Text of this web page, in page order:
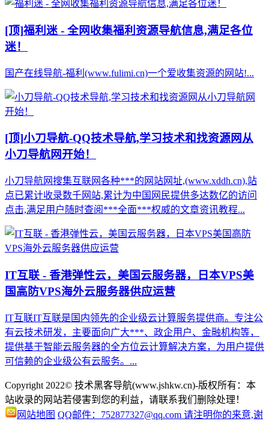
[顶]福利迷 - 全网收集福利资源导航信息,满足各位
迷！
国产在线导航-福利(www.fulimi.cn)一个爱收集资源的网站!...
[顶]小刀导航-QQ技术导航,学习技术和找资源网从
小刀导航网开始！
小刀导航网搜集互联网各种***的网站网址,(www.xddh.cn),站
点已累计收录数千网站,累计为中国网民提供多达数亿的访问
点击,满足用户随时查阅***全面***权威的文章资讯教程...
IT互联 - 香港弹性云，美国云服务器，日本VPS美
国高防VPS海外云服务器供应运营
IT互联IT互联是国内领先的企业级云计算服务提供商。专注公
有云技术研发，主要面向广大***、政企用户、金融机构等，
提供基于智能云服务器的全方位云计算解决方案，为用户提供
可信赖的企业级公有云服务。...
Copyright 2022© 技术黑客导航(www.jshkw.cn)-版权所有：本
站收录的网站若侵害到您的利益，请联系我们删除处理！
网站地图 QQ邮件：752877327@qq.com 请注明你的来意,谢